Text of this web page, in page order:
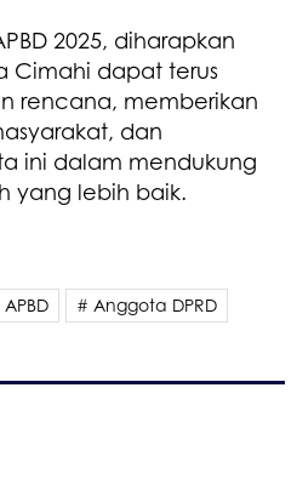
2025, diharapkan
Cimahi dapat terus
rencana, memberikan
dan
ini dalam mendukung
yang lebih baik.
# Anggota DPRD